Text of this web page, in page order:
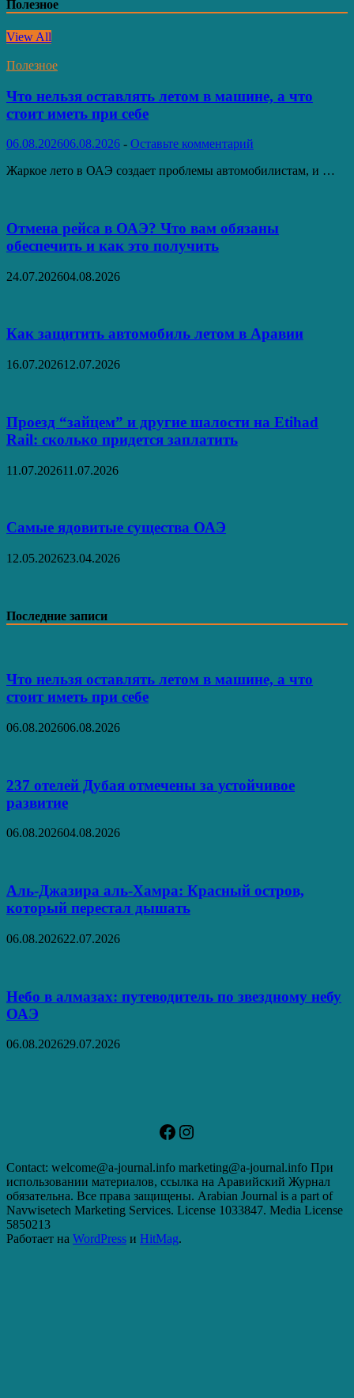
Полезное
View All
Полезное
Что нельзя оставлять летом в машине, а что
стоит иметь при себе
06.08.202606.08.2026 - Оставьте комментарий
Жаркое лето в ОАЭ создает проблемы автомобилистам, и …
Отмена рейса в ОАЭ? Что вам обязаны
обеспечить и как это получить
24.07.202604.08.2026
Как защитить автомобиль летом в Аравии
16.07.202612.07.2026
Проезд “зайцем” и другие шалости на Etihad
Rail: сколько придется заплатить
11.07.202611.07.2026
Самые ядовитые существа ОАЭ
12.05.202623.04.2026
Последние записи
Что нельзя оставлять летом в машине, а что
стоит иметь при себе
06.08.202606.08.2026
237 отелей Дубая отмечены за устойчивое
развитие
06.08.202604.08.2026
Аль‑Джазира аль‑Хамра: Красный остров,
который перестал дышать
06.08.202622.07.2026
Небо в алмазах: путеводитель по звездному небу
ОАЭ
06.08.202629.07.2026
Facebook
Instagram
Contact: welcome@a-journal.info marketing@a-journal.info При
использовании материалов, ссылка на Аравийский Журнал
обязательна. Все права защищены. Arabian Journal is a part of
Navwisetech Marketing Services. License 1033847. Media License
5850213
Работает на WordPress и HitMag.